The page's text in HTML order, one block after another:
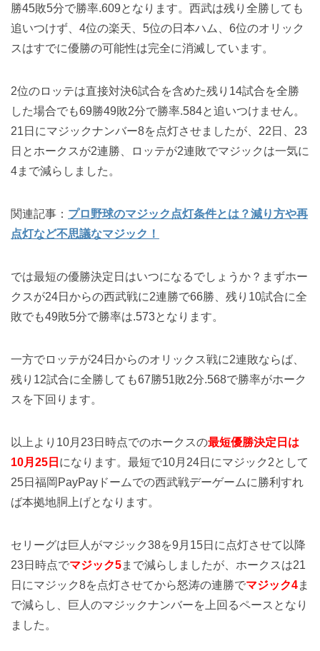
勝45敗5分で勝率.609となります。西武は残り全勝しても
追いつけず、4位の楽天、5位の日本ハム、6位のオリック
スはすでに優勝の可能性は完全に消滅しています。
2位のロッテは直接対決6試合を含めた残り14試合を全勝
した場合でも69勝49敗2分で勝率.584と追いつけません。
21日にマジックナンバー8を点灯させましたが、22日、23
日とホークスが2連勝、ロッテが2連敗でマジックは一気に
4まで減らしました。
関連記事： プロ野球のマジック点灯条件とは？減り方や再
点灯など不思議なマジック！
では最短の優勝決定日はいつになるでしょうか？まずホー
クスが24日からの西武戦に2連勝で66勝、残り10試合に全
敗でも49敗5分で勝率は.573となります。
一方でロッテが24日からのオリックス戦に2連敗ならば、
残り12試合に全勝しても67勝51敗2分.568で勝率がホーク
スを下回ります。
以上より10月23日時点でのホークスの最短優勝決定日は
10月25日 になります。最短で10月24日にマジック2として
25日福岡PayPayドームでの西武戦デーゲームに勝利すれ
ば本拠地胴上げとなります。
セリーグは巨人がマジック38を9月15日に点灯させて以降
23日時点でマジック5まで減らしましたが、ホークスは21
日にマジック8を点灯させてから怒涛の連勝でマジック4ま
で減らし、巨人のマジックナンバーを上回るペースとなり
ました。